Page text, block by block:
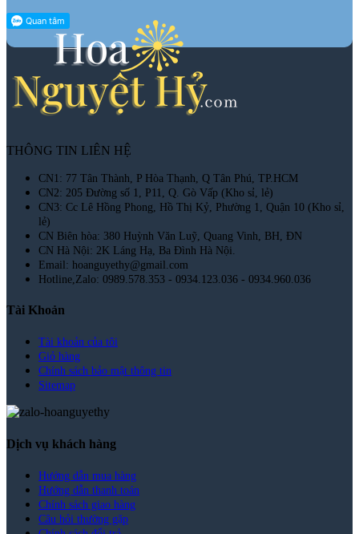
THÔNG TIN LIÊN HỆ
CN1: 77 Tân Thành, P Hòa Thạnh, Q Tân Phú, TP.HCM
CN2: 205 Đường số 1, P11, Q. Gò Vấp (Kho sỉ, lẻ)
CN3: Cc Lê Hồng Phong, Hồ Thị Kỷ, Phường 1, Quận 10 (Kho sỉ,
lẻ)
CN Biên hòa: 380 Huỳnh Văn Luỹ, Quang Vinh, BH, ĐN
CN Hà Nội: 2K Láng Hạ, Ba Đình Hà Nội.
Email: hoanguyethy@gmail.com
Hotline,Zalo: 0989.578.353 - 0934.123.036 - 0934.960.036
Tài Khoản
Tài khoản của tôi
Giỏ hàng
Chính sách bảo mật thông tin
Sitemap
Dịch vụ khách hàng
Hướng dẫn mua hàng
Hướng dẫn thanh toán
Chính sách giao hàng
Câu hỏi thường gặp